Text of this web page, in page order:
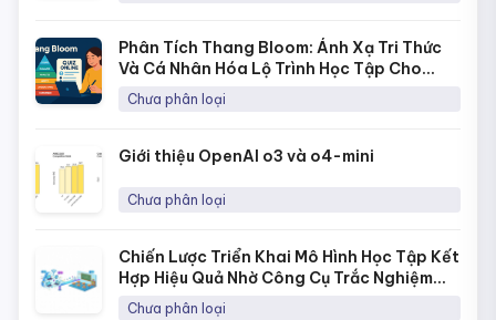
Phân Tích Thang Bloom: Ánh Xạ Tri Thức
Và Cá Nhân Hóa Lộ Trình Học Tập Cho
Từng Học Sinh
Chưa phân loại
Giới thiệu OpenAI o3 và o4-mini
Chưa phân loại
Chiến Lược Triển Khai Mô Hình Học Tập Kết
Hợp Hiệu Quả Nhờ Công Cụ Trắc Nghiệm
Online
Chưa phân loại